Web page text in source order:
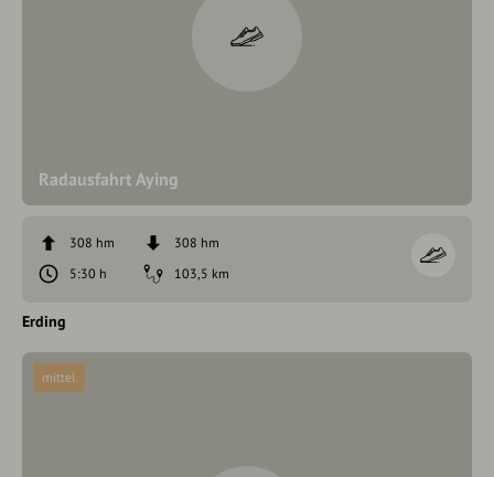
Radausfahrt Aying
308 hm
308 hm
5:30 h
103,5 km
Erding
mittel